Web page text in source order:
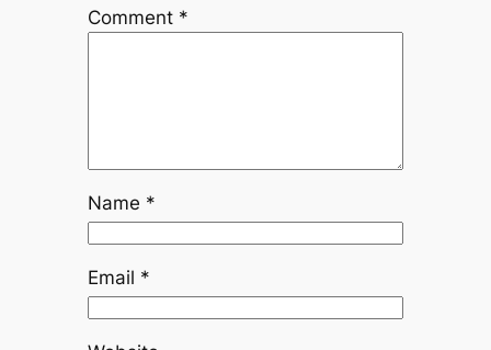
Comment *
Name *
Email *